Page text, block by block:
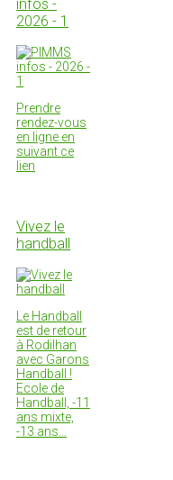
infos -
2026 - 1
Prendre
rendez-vous
en ligne en
suivant ce
lien
Vivez le
handball
Le Handball
est de retour
à Rodilhan
avec Garons
Handball !
Ecole de
Handball, -11
ans mixte,
-13 ans…